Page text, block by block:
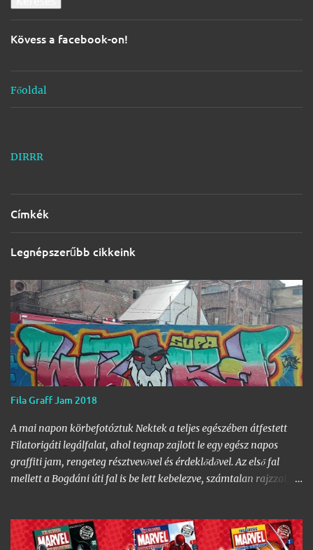
s
ü
l
d
Kövess a facebook-on!
Főoldal
DIRRR
Címkék
Legnépszerűbb cikkeink
Fila Graff Jam 2018
A mai napon körbefotóztuk Nektek a teljes egészében átfestett
Filatorigáti legálfalat, ahol tegnap zajlott le egy egész napos
graffiti jam, rengeteg résztvevővel és érdeklődővel. Az első fal
mellett a Bogdáni úti fal is be lett kebelezve, számtalan rajzzal, és
graffiti jam rajzaival!